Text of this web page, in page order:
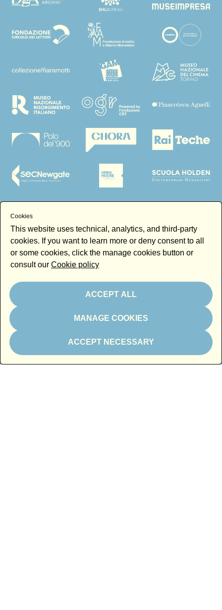
Magazine partner
Media partner
Cookies
This website uses technical, analytics, and third-party
cookies. If you want to learn more or deny consent to all
or some cookies, click the manage cookies button or
consult our Cookie policy
ACCEPT ALL
MANAGE COOKIES
ACCEPT NECESSARY